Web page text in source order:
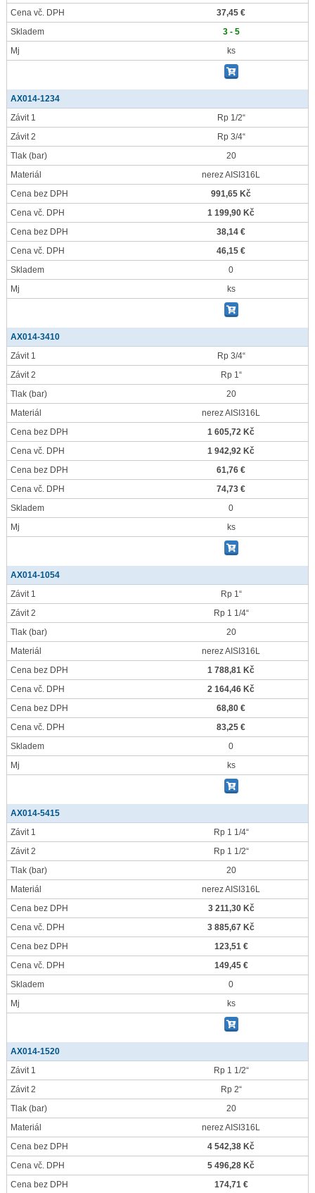
Cena vč. DPH
37,45 €
Skladem
3 - 5
Mj
ks
AX014-1234
Závit 1
Rp 1/2“
Závit 2
Rp 3/4“
Tlak (bar)
20
Materiál
nerez AISI316L
Cena bez DPH
991,65 Kč
Cena vč. DPH
1 199,90 Kč
Cena bez DPH
38,14 €
Cena vč. DPH
46,15 €
Skladem
0
Mj
ks
AX014-3410
Závit 1
Rp 3/4“
Závit 2
Rp 1“
Tlak (bar)
20
Materiál
nerez AISI316L
Cena bez DPH
1 605,72 Kč
Cena vč. DPH
1 942,92 Kč
Cena bez DPH
61,76 €
Cena vč. DPH
74,73 €
Skladem
0
Mj
ks
AX014-1054
Závit 1
Rp 1“
Závit 2
Rp 1 1/4“
Tlak (bar)
20
Materiál
nerez AISI316L
Cena bez DPH
1 788,81 Kč
Cena vč. DPH
2 164,46 Kč
Cena bez DPH
68,80 €
Cena vč. DPH
83,25 €
Skladem
0
Mj
ks
AX014-5415
Závit 1
Rp 1 1/4“
Závit 2
Rp 1 1/2“
Tlak (bar)
20
Materiál
nerez AISI316L
Cena bez DPH
3 211,30 Kč
Cena vč. DPH
3 885,67 Kč
Cena bez DPH
123,51 €
Cena vč. DPH
149,45 €
Skladem
0
Mj
ks
AX014-1520
Závit 1
Rp 1 1/2“
Závit 2
Rp 2“
Tlak (bar)
20
Materiál
nerez AISI316L
Cena bez DPH
4 542,38 Kč
Cena vč. DPH
5 496,28 Kč
Cena bez DPH
174,71 €